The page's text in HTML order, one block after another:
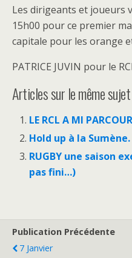
Les dirigeants et joueurs
15h00 pour ce premier
capitale pour les orange
PATRICE JUVIN pour le
Articles sur le même
LE RCL A MI
Hold up à la
RUGBY une saison
pas fini…)
Publication Précédente
7 Janvier